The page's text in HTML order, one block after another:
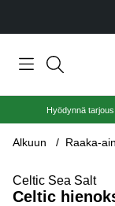
Hyödynnä
Alkuun Raaka-
Celtic Sea Salt
Celtic